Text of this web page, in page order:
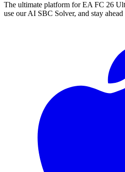
The ultimate platform for EA FC 26
use our AI SBC Solver, and stay